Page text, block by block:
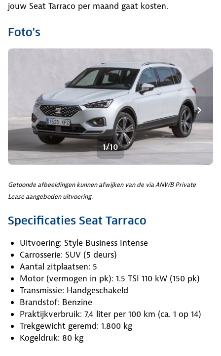
jouw Seat Tarraco per maand gaat kosten.
Foto's
1/10
Getoonde afbeeldingen kunnen afwijken van de via ANWB Private
Lease aangeboden uitvoering.
Specificaties Seat Tarraco
Uitvoering: Style Business Intense
Carrosserie: SUV (5 deurs)
Aantal zitplaatsen: 5
Motor (vermogen in pk): 1.5 TSI 110 kW (150 pk)
Transmissie: Handgeschakeld
Brandstof: Benzine
Praktijkverbruik: 7,4 liter per 100 km (ca. 1 op 14)
Trekgewicht geremd: 1.800 kg
Kogeldruk: 80 kg